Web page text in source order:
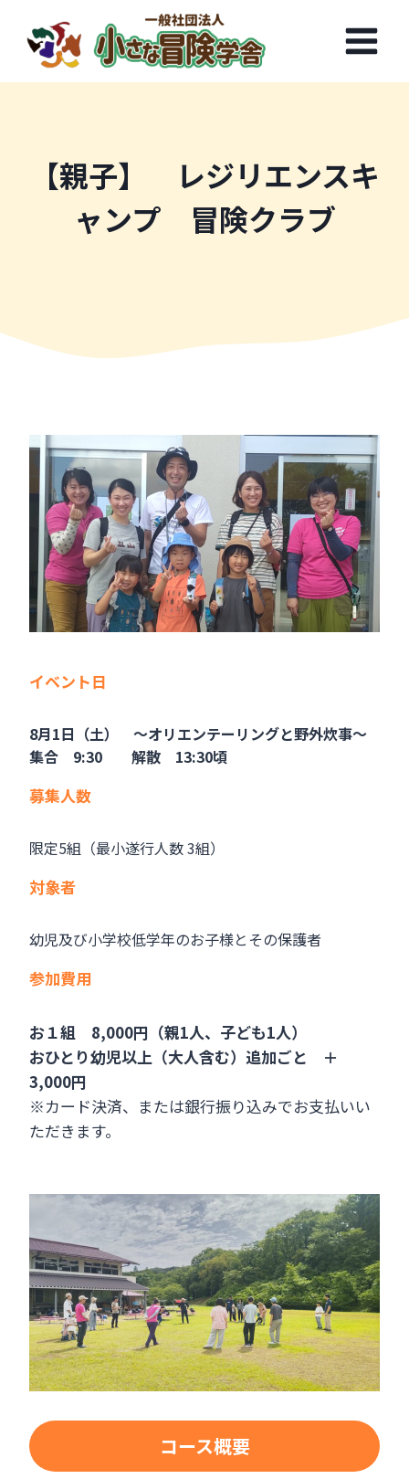
ス
【親子】 レジリエンスキ
ャンプ 冒険クラブ
イベント日
8月1日（土） ～オリエンテーリングと野外炊事～
集合 9:30 解散 13:30頃
募集人数
限定5組（最小遂行人数 3組）
対象者
幼児及び小学校低学年のお子様とその保護者
参加費用
お１組 8,000円（親1人、子ども1人）
おひとり幼児以上（大人含む）追加ごと ＋
3,000円
※カード決済、または銀行振り込みでお支払いい
ただきます。
コース概要